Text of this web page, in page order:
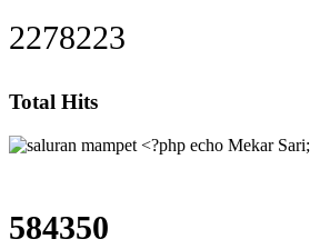
2278223
Total Hits
584350